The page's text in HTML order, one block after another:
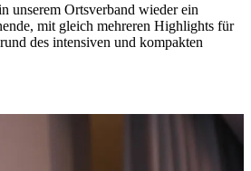
unserem Ortsverband wieder ein
mit gleich mehreren Highlights für
des intensiven und kompakten